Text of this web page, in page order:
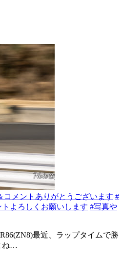
コメントありがとうございます #
よろしくお願いします #写真や
最近、ラップタイムで勝
ね…